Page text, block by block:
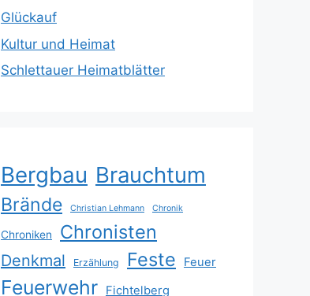
Glückauf
Kultur und Heimat
Schlettauer Heimatblätter
Bergbau Brauchtum
Brände Christian Lehmann Chronik
Chroniken Chronisten
Denkmal Erzählung Feste Feuer
Feuerwehr Fichtelberg